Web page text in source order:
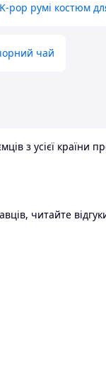
K-pop румі костюм
чай
з усієї країни
читайте